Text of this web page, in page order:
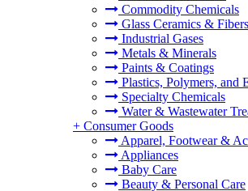
Commodity Chemicals
Glass Ceramics & Fibers
Industrial Gases
Metals & Minerals
Paints & Coatings
Plastics, Polymers, and
Specialty Chemicals
Water & Wastewater
+ Consumer Goods
Apparel, Footwear &
Appliances
Baby Care
Beauty & Personal Care